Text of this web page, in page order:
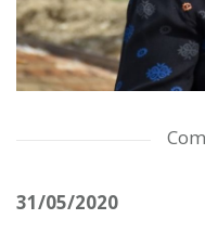
31/05/2020